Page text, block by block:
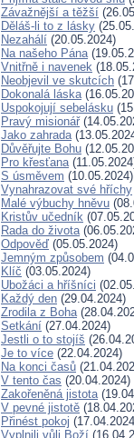
Závažnější a těžší
Děláš-li to z lásky
Nezahálí (20.05.2024)
Na našeho Pána
Vnitřně i navenek
Neobjevil ve skutcích
Dokonalá láska
Uspokojují sebelásku
Pravý misionář
Jako zahrada
Důvěřujte Bohu
Pro křesťana
S úsměvem (10.05.2024)
Vynahrazovat své hříchy
Malé výbuchy hněvu
Kristův učedník
Rada do života
Odpověď (05.05.2024)
Jemným způsobem
Klíč (03.05.2024)
Ubožáci a hříšníci
Každý den (29.04.2024)
Zrodila z Boha
Setkání (27.04.2024)
Jestli o to stojíš
Je to více (22.04.2024)
Na konci časů
V tento čas (20.04.2024)
Zakořeněná jistota
V pevné jistotě
Přinést pokoj
Vyplnili vůli Boží